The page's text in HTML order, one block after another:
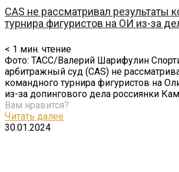
CAS не рассматривал результаты
турнира фигуристов на ОИ из-за
< 1 мин. чтение
Фото: ТАСС/Валерий Шарифулин
арбитражный суд (CAS) не
командного турнира фигуристов на
из-за допингового дела россиянки
Вам нравится?
Читать далее
30.01.2024